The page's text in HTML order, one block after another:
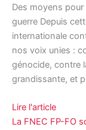
Des moyens
guerre Depuis
internationale
nos voix unies :
génocide, contre
grandissante, et
Lire l'article
La FNEC FP-FO